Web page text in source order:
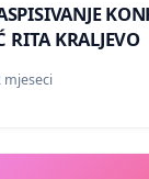
RITA KRALJEVO
mjeseci